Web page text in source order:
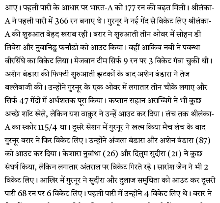
आए। पहली पारी के आधार पर भारत-A को 177 रन की बढ़त मिली। श्रीलंका-
A ने पहली पारी में 366 रन बनाए थे। गुरनूर ने नई गेंद से विकेट लिए श्रीलंका-
A की शुरुआत बेहद खराब रही। बरार ने शुरुआती तीन ओवर में सोहन डी
लिवेरा और नुवानिडु फर्नांडो को आउट किया। वहीं आकिब नबी ने पवन्था
वीरसिंघे का विकेट लिया। मेजबान टीम सिर्फ 9 रन पर 3 विकेट गंवा चुकी थी।
अशेन बंडारा की फिफ्टी शुरुआती झटकों के बाद अशेन बंडारा ने तेज
बल्लेबाजी की। उन्होंने गुरनूर के एक ओवर में लगातार तीन चौके लगाए और
सिर्फ 47 गेंदों में अर्धशतक पूरा किया। कप्तान सहान अराच्चिगे ने भी कुछ
अच्छे शॉट खेले, लेकिन यश ठाकुर ने उन्हें आउट कर दिया। लंच तक श्रीलंका-
A का स्कोर 115/4 था। दूसरे सेशन में गुरनूर ने खत्म किया मैच लंच के बाद
गुरनूर बरार ने फिर विकेट लिए। उन्होंने अंजला बंडारा और अशेन बंडारा (87)
को आउट कर दिया। केशारा नुवांथा (26) और दिलुम सुदीरा (21) ने कुछ
संघर्ष किया, लेकिन लगातार अंतराल पर विकेट गिरते रहे। सारांश जैन ने भी 2
विकेट लिए। आखिर में गुरनूर ने सुदीरा और दुलाज समुधिता को आउट कर दूसरी
पारी 68 रन पर 6 विकेट लिए। पहली पारी में उन्होंने 4 विकेट लिए थे। बरार ने